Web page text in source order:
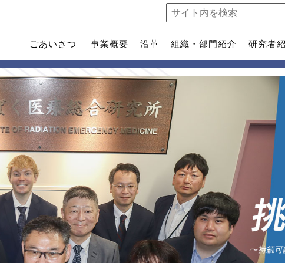
ごあいさつ 事業概要 沿革 組織・部門紹介 研究者